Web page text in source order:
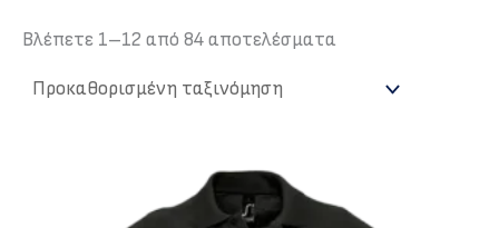
Βλέπετε 1–12 από 84 αποτελέσματα